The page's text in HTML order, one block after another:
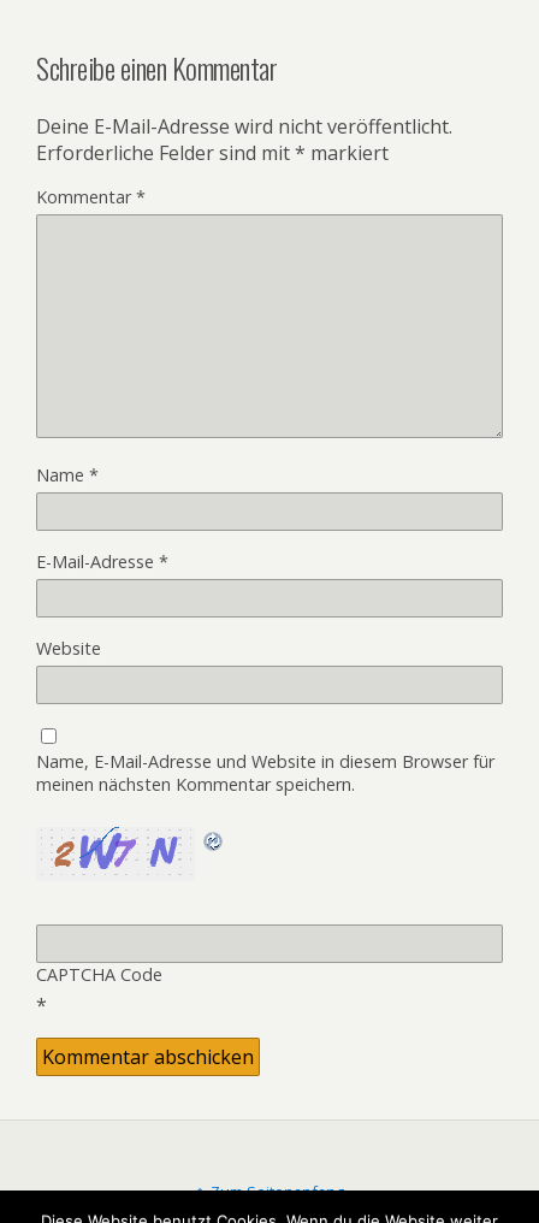
Schreibe einen Kommentar
Deine E-Mail-Adresse wird nicht veröffentlicht.
Erforderliche Felder sind mit* markiert
Kommentar*
Name *
E-Mail-Adresse *
Website
Name, E-Mail-Adresse und Website in diesem Browser für
meinen nächsten Kommentar speichern.
CAPTCHA Code
*
Zum Seitenanfang